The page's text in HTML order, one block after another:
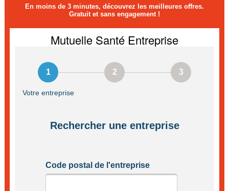
En moins de 3 minutes, découvrez les meilleures offres.
Gratuit et sans engagement !